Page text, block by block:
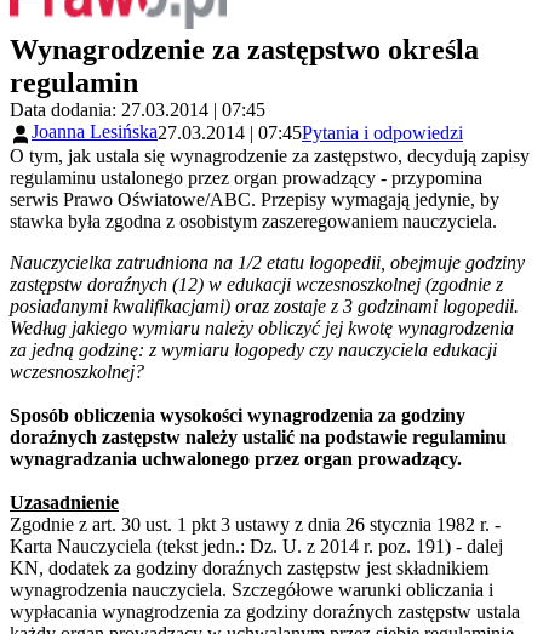
Wynagrodzenie za zastępstwo określa
regulamin
Data dodania: 27.03.2014 | 07:45
Joanna Lesińska27.03.2014 | 07:45Pytania i odpowiedzi
O tym, jak ustala się wynagrodzenie za zastępstwo, decydują zapisy
regulaminu ustalonego przez organ prowadzący - przypomina
serwis Prawo Oświatowe/ABC. Przepisy wymagają jedynie, by
stawka była zgodna z osobistym zaszeregowaniem nauczyciela.
Nauczycielka zatrudniona na 1/2 etatu logopedii, obejmuje godziny
zastępstw doraźnych (12) w edukacji wczesnoszkolnej (zgodnie z
posiadanymi kwalifikacjami) oraz zostaje z 3 godzinami logopedii.
Według jakiego wymiaru należy obliczyć jej kwotę wynagrodzenia
za jedną godzinę: z wymiaru logopedy czy nauczyciela edukacji
wczesnoszkolnej?
Sposób obliczenia wysokości wynagrodzenia za godziny
doraźnych zastępstw należy ustalić na podstawie regulaminu
wynagradzania uchwalonego przez organ prowadzący.
Uzasadnienie
Zgodnie z art. 30 ust. 1 pkt 3 ustawy z dnia 26 stycznia 1982 r. -
Karta Nauczyciela (tekst jedn.: Dz. U. z 2014 r. poz. 191) - dalej
KN, dodatek za godziny doraźnych zastępstw jest składnikiem
wynagrodzenia nauczyciela. Szczegółowe warunki obliczania i
wypłacania wynagrodzenia za godziny doraźnych zastępstw ustala